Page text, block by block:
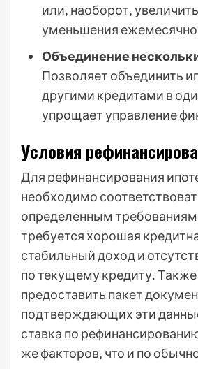
или‚ наоборот‚
уменьшения
Объединение
Позволяет объединить
другими кредитами в
упрощает управление
Условия
Для рефинансирования
необходимо
определенным
требуется хорошая
стабильный доход и
по текущему кредиту․
предоставить пакет
подтверждающих эти
ставка по
же факторов‚ что и по